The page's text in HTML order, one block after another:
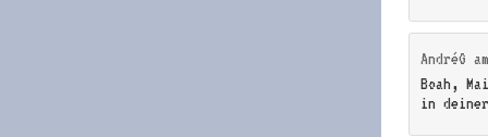
AndréG
Boah,
in